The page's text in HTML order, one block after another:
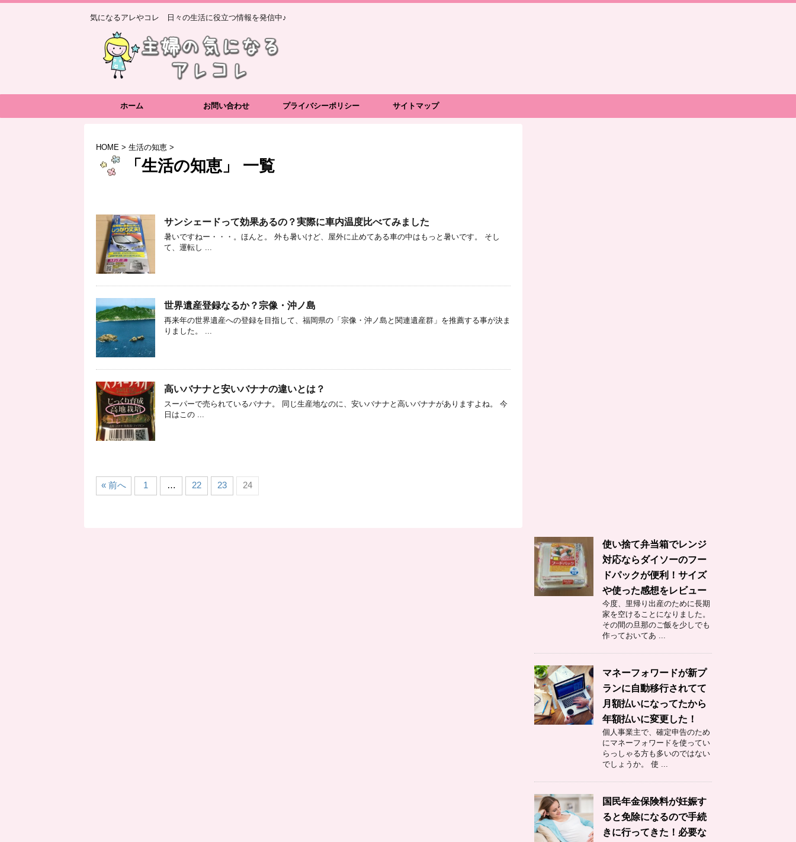
気になるアレやコレ 日々の生活に役立つ情報を発信中♪
ホーム お問い合わせ プライバシーポリシー サイトマップ
HOME > 生活の知恵 >
「生活の知恵」 一覧
サンシェードって効果あるの？実際に車内温度比べてみました
暑いですねー・・・。ほんと。 外も暑いけど、屋外に止めてある車の中はもっと暑いです。 そし
て、運転し ...
世界遺産登録なるか？宗像・沖ノ島
再来年の世界遺産への登録を目指して、福岡県の「宗像・沖ノ島と関連遺産群」を推薦する事が決ま
りました。 ...
高いバナナと安いバナナの違いとは？
スーパーで売られているバナナ。 同じ生産地なのに、安いバナナと高いバナナがありますよね。 今
日はこの ...
« 前へ 1 … 22 23 24
使い捨て弁当箱でレンジ
対応ならダイソーのフー
ドパックが便利！サイズ
や使った感想をレビュー
今度、里帰り出産のために長期
家を空けることになりました。
その間の旦那のご飯を少しでも
作っておいてあ ...
マネーフォワードが新プ
ランに自動移行されてて
月額払いになってたから
年額払いに変更した！
個人事業主で、確定申告のため
にマネーフォワードを使ってい
らっしゃる方も多いのではない
でしょうか。 使 ...
国民年金保険料が妊娠す
ると免除になるので手続
きに行ってきた！必要な